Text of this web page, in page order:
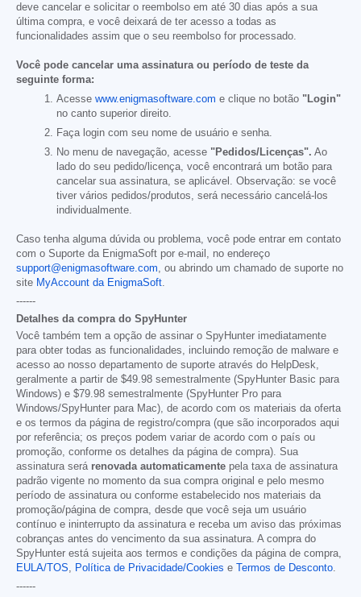
deve cancelar e solicitar o reembolso em até 30 dias após a sua
última compra, e você deixará de ter acesso a todas as
funcionalidades assim que o seu reembolso for processado.
Você pode cancelar uma assinatura ou período de teste da
seguinte forma:
Acesse www.enigmasoftware.com e clique no botão "Login"
no canto superior direito.
Faça login com seu nome de usuário e senha.
No menu de navegação, acesse "Pedidos/Licenças". Ao
lado do seu pedido/licença, você encontrará um botão para
cancelar sua assinatura, se aplicável. Observação: se você
tiver vários pedidos/produtos, será necessário cancelá-los
individualmente.
Caso tenha alguma dúvida ou problema, você pode entrar em contato
com o Suporte da EnigmaSoft por e-mail, no endereço
support@enigmasoftware.com, ou abrindo um chamado de suporte no
site MyAccount da EnigmaSoft.
------
Detalhes da compra do SpyHunter
Você também tem a opção de assinar o SpyHunter imediatamente
para obter todas as funcionalidades, incluindo remoção de malware e
acesso ao nosso departamento de suporte através do HelpDesk,
geralmente a partir de $49.98 semestralmente (SpyHunter Basic para
Windows) e $79.98 semestralmente (SpyHunter Pro para
Windows/SpyHunter para Mac), de acordo com os materiais da oferta
e os termos da página de registro/compra (que são incorporados aqui
por referência; os preços podem variar de acordo com o país ou
promoção, conforme os detalhes da página de compra). Sua
assinatura será renovada automaticamente pela taxa de assinatura
padrão vigente no momento da sua compra original e pelo mesmo
período de assinatura ou conforme estabelecido nos materiais da
promoção/página de compra, desde que você seja um usuário
contínuo e ininterrupto da assinatura e receba um aviso das próximas
cobranças antes do vencimento da sua assinatura. A compra do
SpyHunter está sujeita aos termos e condições da página de compra,
EULA/TOS, Política de Privacidade/Cookies e Termos de Desconto.
------